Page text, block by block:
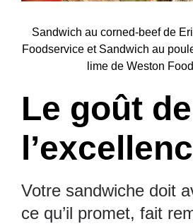
Sandwich au corned-beef de
Foodservice et Sandwich au
lime de Weston
Le goût de
Votre sandwiche doit
ce qu’il promet, fait